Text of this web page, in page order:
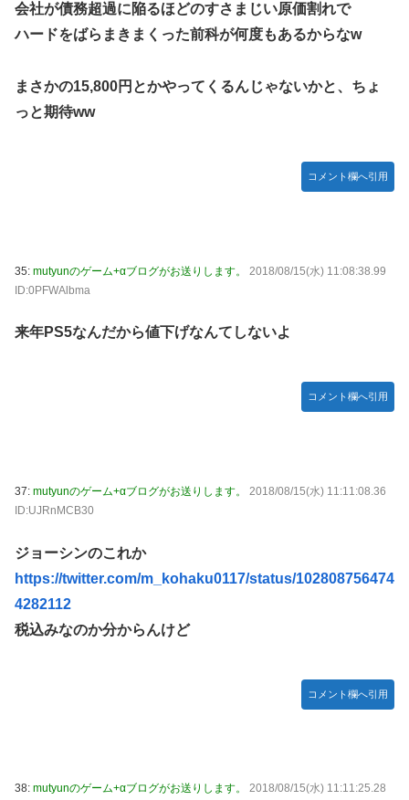
会社が債務超過に陥るほどのすさまじい原価割れで
ハードをばらまきまくった前科が何度もあるからなw
まさかの15,800円とかやってくるんじゃないかと、ちょ
っと期待ww
コメント欄へ引用
35: mutyunのゲーム+αブログがお送りします。
2018/08/15(水) 11:08:38.99
ID:0PFWAlbma
来年PS5なんだから値下げなんてしないよ
コメント欄へ引用
37: mutyunのゲーム+αブログがお送りします。
2018/08/15(水) 11:11:08.36
ID:UJRnMCB30
ジョーシンのこれか
https://twitter.com/m_kohaku0117/status/102808756474
4282112
税込みなのか分からんけど
コメント欄へ引用
38: mutyunのゲーム+αブログがお送りします。
2018/08/15(水) 11:11:25.28